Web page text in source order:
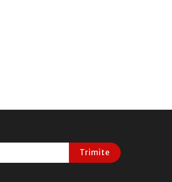
Trimite